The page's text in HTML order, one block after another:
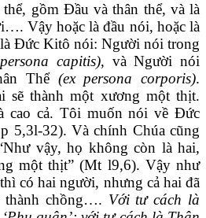
gồm Đầu và thân thể, và là
Vậy hoặc là đầu nói, hoặc là
Đức Kitô nói: Người nói trong
capitis), và Người nói
Thể (ex persona corporis).
sẽ thành một xương một thịt.
cao cả. Tôi muốn nói về Đức
5,3l-32). Và chính Chúa cũng
vậy, họ không còn là hai,
một thịt” (Mt l9,6). Vậy như
có hai người, nhưng cả hai đã
thành chồng…. Với tư cách là